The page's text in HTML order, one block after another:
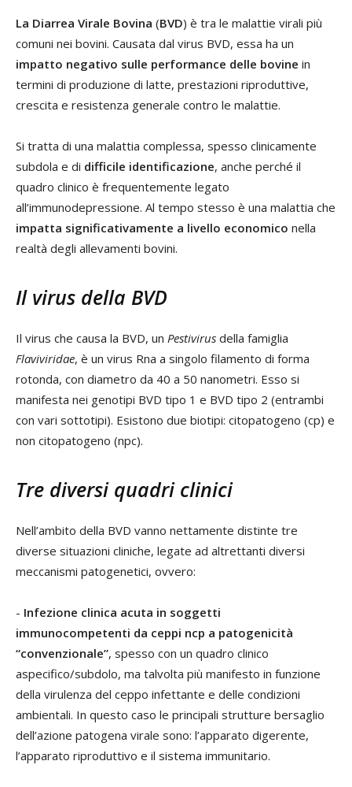
La Diarrea Virale Bovina (BVD) è tra le malattie virali più
comuni nei bovini. Causata dal virus BVD, essa ha un
impatto negativo sulle performance delle bovine in
termini di produzione di latte, prestazioni riproduttive,
crescita e resistenza generale contro le malattie.
Si tratta di una malattia complessa, spesso clinicamente
subdola e di difficile identificazione, anche perché il
quadro clinico è frequentemente legato
all’immunodepressione. Al tempo stesso è una malattia che
impatta significativamente a livello economico nella
realtà degli allevamenti bovini.
Il virus della BVD
Il virus che causa la BVD, un Pestivirus della famiglia
Flaviviridae, è un virus Rna a singolo filamento di forma
rotonda, con diametro da 40 a 50 nanometri. Esso si
manifesta nei genotipi BVD tipo 1 e BVD tipo 2 (entrambi
con vari sottotipi). Esistono due biotipi: citopatogeno (cp) e
non citopatogeno (npc).
Tre diversi quadri clinici
Nell’ambito della BVD vanno nettamente distinte tre
diverse situazioni cliniche, legate ad altrettanti diversi
meccanismi patogenetici, ovvero:
- Infezione clinica acuta in soggetti
immunocompetenti da ceppi ncp a patogenicità
“convenzionale”, spesso con un quadro clinico
aspecifico/subdolo, ma talvolta più manifesto in funzione
della virulenza del ceppo infettante e delle condizioni
ambientali. In questo caso le principali strutture bersaglio
dell’azione patogena virale sono: l’apparato digerente,
l’apparato riproduttivo e il sistema immunitario.